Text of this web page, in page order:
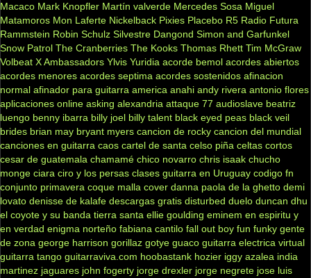
Macaco Mark Knopfler Martín valverde Mercedes Sosa Miguel
Matamoros Mon Laferte Nickelback Pixies Placebo R5 Radio Futura
Rammstein Robin Schulz Silvestre Dangond Simon and Garfunkel
Snow Patrol The Cranberries The Kooks Thomas Rhett Tim McGraw
Volbeat X Ambassadors Ylvis Yuridia acorde bemol acordes abiertos
acordes menores acordes septima acordes sostenidos afinacion
normal afinador para guitarra america anahi andy rivera antonio flores
aplicaciones online asking alexandria attaque 77 audioslave beatriz
luengo benny ibarra billy joel billy talent black eyed peas black veil
brides brian may bryant myers cancion de rocky cancion del mundial
canciones en guitarra caos cartel de santa celso piña celtas cortos
cesar de guatemala chamamé chico novarro chris isaak chucho
monge ciara ciro y los persas clases guitarra en Uruguay codigo fn
conjunto primavera coque malla cover danna paola de la ghetto demi
lovato denisse de kalafe descargas gratis disturbed duelo duncan dhu
el coyote y su banda tierra santa ellie goulding eminem en espiritu y
en verdad enigma norteño fabiana cantilo fall out boy fun funky gente
de zona george harrison gorillaz gotye guaco guitarra electrica virtual
guitarra tango guitarraviva.com hoobastank hozier iggy azalea india
martinez jaguares john fogerty jorge drexler jorge negrete jose luis